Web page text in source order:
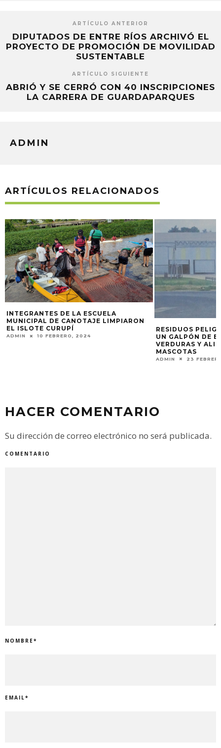
ARTÍCULO ANTERIOR
DIPUTADOS DE ENTRE RÍOS ARCHIVÓ EL
PROYECTO DE PROMOCIÓN DE MOVILIDAD
SUSTENTABLE
ARTÍCULO SIGUIENTE
ABRIÓ Y SE CERRÓ CON 40 INSCRIPCIONES
LA CARRERA DE GUARDAPARQUES
ADMIN
ARTÍCULOS RELACIONADOS
RESIDUOS PELIGROSOS DE TODONI EN
UN GALPÓN DE ENCOMIENDAS,
LIBERARON UN
CRIABAN COMO
ADMIN 12 MAYO,
HACER COMENTARIO
Su dirección de correo electrónico no será publicada.
COMENTARIO
NOMBRE*
EMAIL*